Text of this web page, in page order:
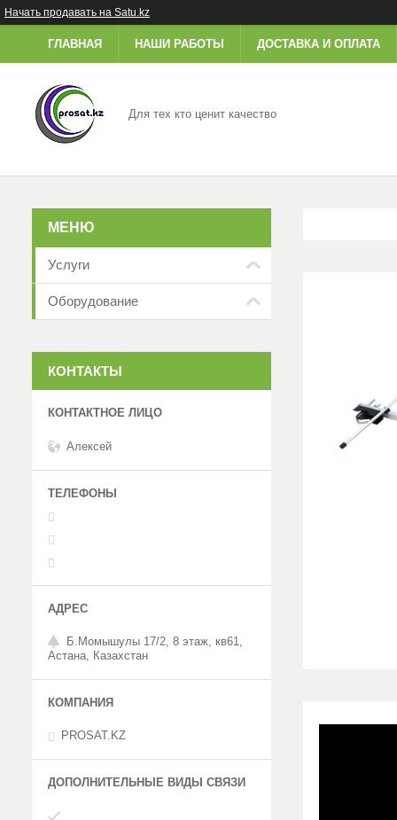
Начать продавать на Satu.kz
ГЛАВНАЯ НАШИ РАБОТЫ ДОСТАВКА И ОПЛАТА
Для тех кто ценит качество
Услуги
Оборудование
КОНТАКТЫ
Алексей
Б.Момышулы 17/2, 8 этаж, кв61,
Астана, Казахстан
PROSAT.KZ